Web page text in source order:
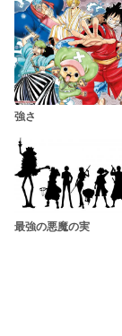
強さ
最強の悪魔の実